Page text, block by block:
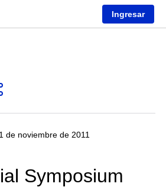
Ingresar
de noviembre de 2011
Symposium